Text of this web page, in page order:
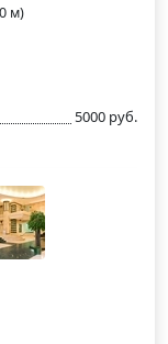
м)
5000 руб.